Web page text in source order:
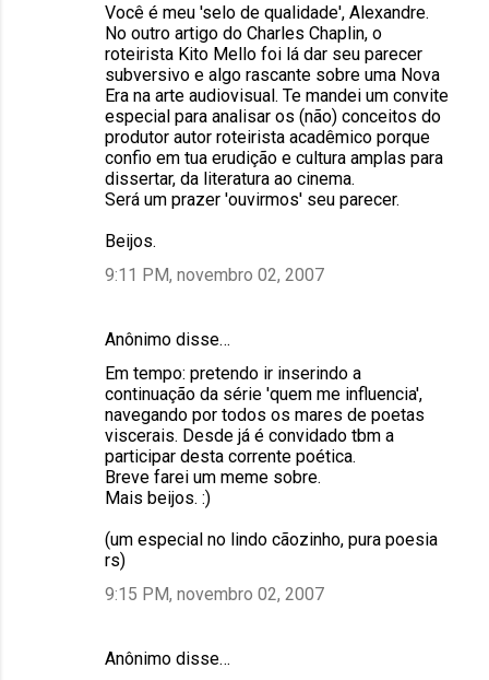
Você é meu 'selo de qualidade', Alexandre.
No outro artigo do Charles Chaplin, o
roteirista Kito Mello foi lá dar seu parecer
subversivo e algo rascante sobre uma Nova
Era na arte audiovisual. Te mandei um convite
especial para analisar os (não) conceitos do
produtor autor roteirista acadêmico porque
confio em tua erudição e cultura amplas para
dissertar, da literatura ao cinema.
Será um prazer 'ouvirmos' seu parecer.
Beijos.
9:11 PM, novembro 02, 2007
Anônimo disse…
Em tempo: pretendo ir inserindo a
continuação da série 'quem me influencia',
navegando por todos os mares de poetas
viscerais. Desde já é convidado tbm a
participar desta corrente poética.
Breve farei um meme sobre.
Mais beijos. :)
(um especial no lindo cãozinho, pura poesia
rs)
9:15 PM, novembro 02, 2007
Anônimo disse…